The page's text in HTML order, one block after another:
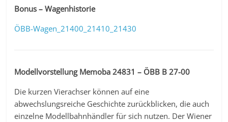
Bonus – Wagenhistorie
ÖBB-Wagen_21400_21410_21430
Modellvorstellung Memoba 24831 – ÖBB B 27-00
Die kurzen Vierachser können auf eine
abwechslungsreiche Geschichte zurückblicken, die auch
einzelne Modellbahnhändler für sich nutzen. Der Wiener